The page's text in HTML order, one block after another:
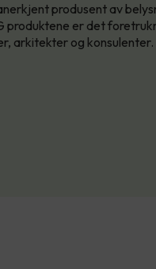
produsent av
produktene er det
arkitekter og konsulenter.